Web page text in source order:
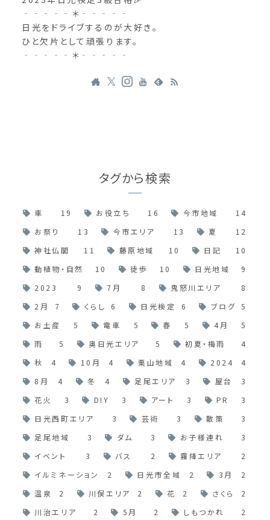
‐‐‐‐‐＊‐‐‐‐‐
日光をドライブするのが大好き。
ひと欠片として頑張ります。
‐‐‐‐‐＊‐‐‐‐‐
タグから検索
車 19 お役立ち 16 今市地域
14
お祭り
13 今市エリア 13 夏
12
神社仏閣
11 藤原地域 10 日記
10
動植物・自然
10 徒歩 10 日光地域
9
2023
9 7月 8 鬼怒川エリア
8
2月
7 くらし 6 日光検定 6 ブログ
5
お土産
5 電車 5 春 5 4月
5
雨
5 奥日光エリア 5 初夏・梅雨
4
秋
4 10月 4 栗山地域 4 2024
4
8月
4 冬 4 足尾エリア 3 屋台
3
花火
3 DIY 3 アート 3 PR
3
日光西町エリア
3 芸術 3 散策
3
足尾地域
3 ダム 3 お子様連れ
3
イベント
3 バス 2 霧降エリア
2
イルミネーション
2 日光市全域 2 3月
2
温泉
2 川俣エリア 2 花 2 さくら
2
川治エリア
2 5月 2 しもつかれ 2